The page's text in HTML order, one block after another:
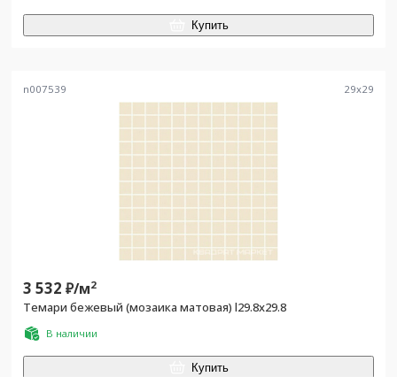
Купить
n007539 29x29
3 532 ₽/м2
Темари бежевый (мозаика матовая) l29.8х29.8
В наличии
Купить